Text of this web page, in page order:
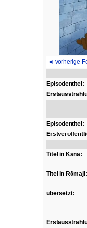
◄ vorherige
Episodentitel:
Episodentitel:
Titel in Kana:
Titel in Rōmaji:
übersetzt: